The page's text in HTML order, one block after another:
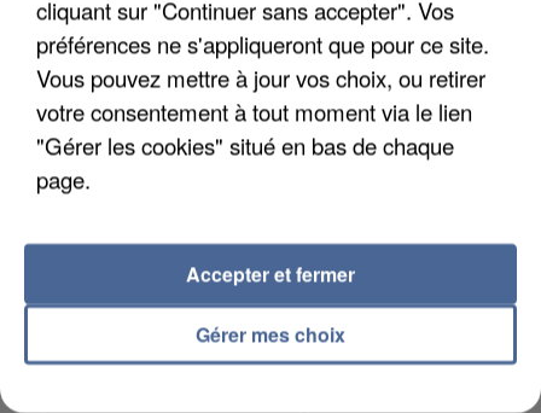
UNE TOURISTE DE L’OISE EMPORTÉE PAR UNE
COULÉE DE BOUE EN HAUTE-SAVOIE
cliquant sur "Continuer sans accepter". Vos
préférences ne s'appliqueront que pour ce site.
Vous pouvez mettre à jour vos choix, ou retirer
votre consentement à tout moment via le lien
"Gérer les cookies" situé en bas de chaque
page.
Gérer mes choix
Accepter et fermer